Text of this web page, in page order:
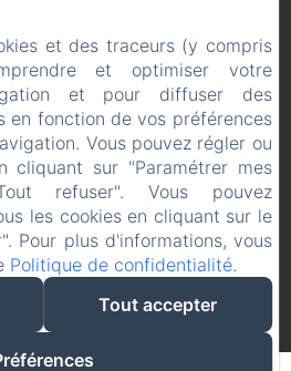
de réservation
Contact
légales
Générales de Vente
index: Loading chunk 1322
et des traceurs (y compris
et optimiser votre
et pour diffuser des
en fonction de vos préférences
Vous pouvez régler ou
cliquant sur "Paramétrer mes
refuser". Vous pouvez
les cookies en cliquant sur le
Pour plus d'informations, vous
Politique de confidentialité.
Tout accepter